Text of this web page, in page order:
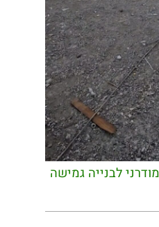
לבנייה גמישה